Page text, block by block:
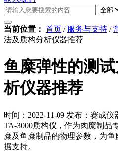
当前位置： 首页 / 服务与支持 /
法及质构分析仪器推荐
鱼糜弹性的测
析仪器推荐
时间：2022-11-09 发布：赛成仪
TA-3000质构仪，作为肉糜制品
糜及鱼糜制品的物理参数，为
据支持。